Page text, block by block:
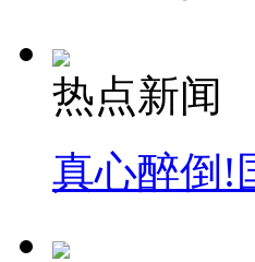
热点新闻
真心醉倒!